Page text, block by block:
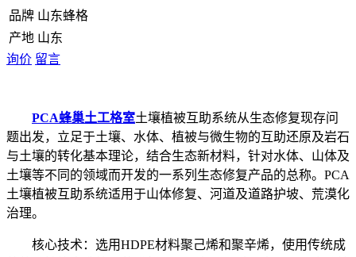
品牌 山东蜂格
产地 山东
询价 留言
PCA蜂巢土工格室土壤植被互助系统从生态修复现存问
题出发，立足于土壤、水体、植被与微生物的互助还原及岩石
与土壤的转化基本理论，结合生态新材料，针对水体、山体及
土壤等不同的领域而开发的一系列生态修复产品的总称。PCA
土壤植被互助系统适用于山体修复、河道及道路护坡、荒漠化
治理。
核心技术：选用HDPE材料聚己烯和聚辛烯，使用传统成